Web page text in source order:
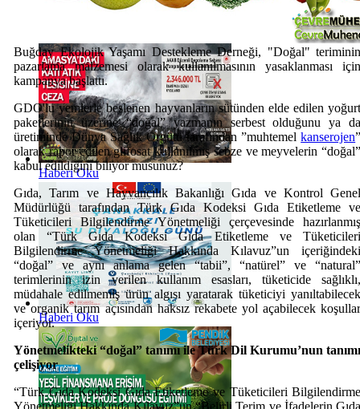
Haberi Oku
Haberi Oku
Buğday Ekolojik Yaşamı Destekleme Derneği, "Doğal"
pazarlama malzemesi olarak kullanılmasının yasaklanması
kampanya başlattı.
GDO'lu yemlerle beslenen hayvanların sütünden elde edilen
paketlerinin üzerine “doğal” yazmanın serbest olduğunu ya
üretiminde Dünya Sağlık Örgütü tarafından ”muhtemelkanserojen
olarak rapor edilen glifosat kullanılmış sebze ve meyvelerin
kabul edildiğini biliyor musunuz?
Gıda, Tarım ve Hayvancılık Bakanlığı Gıda ve Kontrol
Müdürlüğü tarafından Türk Gıda Kodeksi Gıda Etiketleme
Tüketicileri Bilgilendirme Yönetmeliği çerçevesinde
olan “Türk Gıda Kodeksi Gıda Etiketleme ve
Bilgilendirme Yönetmeliği Hakkında Kılavuz”un
“doğal” ve aynı anlama gelen “tabii”, “natürel” ve
terimlerinin izin verilen kullanım esasları, tüketicide
müdahale edilmemiş ürün algısı yaratarak tüketiciyi
ve organik tarım açısından haksız rekabete yol açabilecek
içeriyor.
Yönetmelikteki “doğal” tanımı ile Türk Dil Kurumu’nun
çelişiyor
“Türk Gıda Kodeksi Gıda Etiketleme ve Tüketicileri
Yönetmeliği Hakkında Kılavuz”un “Belirli Terim ve İfadelerin